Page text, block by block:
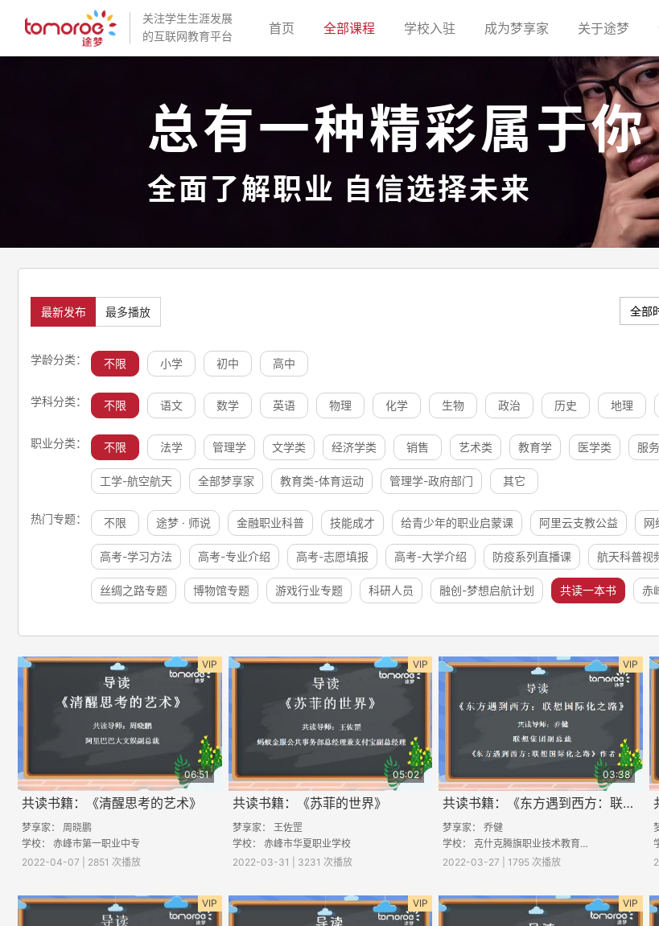
关注学生生涯发展
的互联网教育平台
首页(current)全部课程(current)学校入驻(current)成为梦享家(current)关于途梦
总有一种精彩属于你
全面了解职业 自信选择未来
最新发布 最多播放
学龄分类： 不限 小学 初中 高中
学科分类： 不限 语文 数学 英语 物理 化学 生物 政治 历史 地理
职业分类： 不限 法学 管理学 文学类 经济学类 销售 艺术类 教育学 医学类 服
工学-航空航天 全部梦享家 教育类-体育运动 管理学-政府部门 其它
热门专题： 不限 途梦 · 师说 金融职业科普 技能成才 给青少年的职业启蒙课 阿里云支教公益 网
高考-学习方法 高考-专业介绍 高考-志愿填报 高考-大学介绍 防疫系列直播课 航天科普视
丝绸之路专题 博物馆专题 游戏行业专题 科研人员 融创-梦想启航计划 共读一本书 赤
VIP
06:51
共读书籍：《清醒思考的艺术》
梦享家： 周晓鹏
学校： 赤峰市第一职业中专
2022-04-07 | 2851 次播放
VIP
05:02
共读书籍：《苏菲的世界》
梦享家： 王佐罡
学校： 赤峰市华夏职业学校
2022-03-31 | 3231 次播放
VIP
03:38
共读书籍：《东方遇到西方：联想国际化之路》
梦享家： 乔健
学校： 克什克腾旗职业技术教育中心学校 赤峰建筑工程学校
2022-03-27 | 1795 次播放
VIP VIP VIP